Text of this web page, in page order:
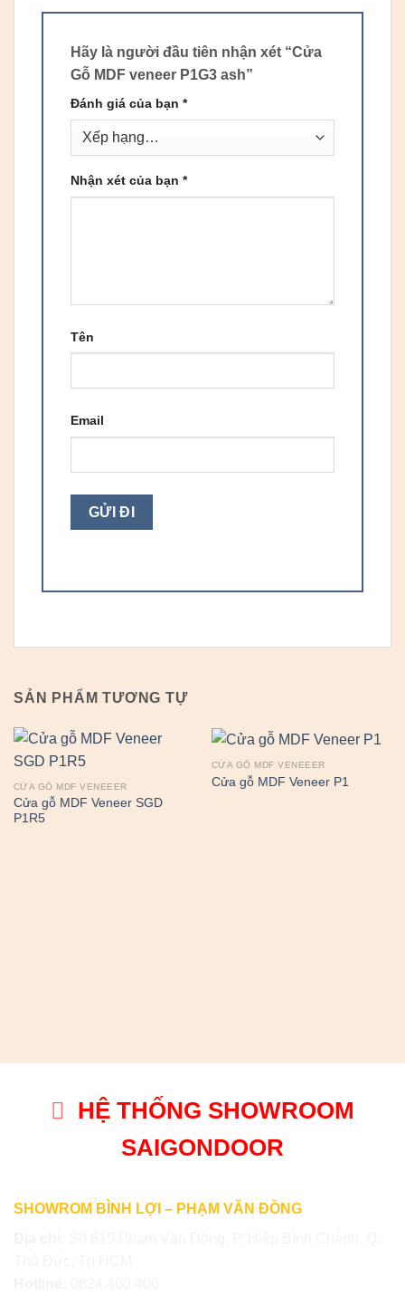
Hãy là người đầu tiên nhận xét “Cửa
Gỗ MDF veneer P1G3 ash”
Đánh giá của bạn *
Nhận xét của bạn *
Tên
Email
SẢN PHẨM TƯƠNG TỰ
CỬA GỖ MDF VENEEER
Cửa gỗ MDF Veneer SGD
P1R5
CỬA GỖ MDF VENEEER
Cửa gỗ MDF Veneer P1
HỆ THỐNG SHOWROOM
SAIGONDOOR
SHOWROM BÌNH LỢI – PHẠM VĂN ĐỒNG